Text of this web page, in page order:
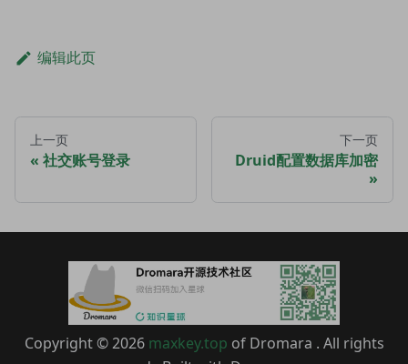
编辑此页
上一页
社交账号登录
下一页
Druid配置数据库加密
Copyright © 2026 maxkey.top of Dromara . All rights